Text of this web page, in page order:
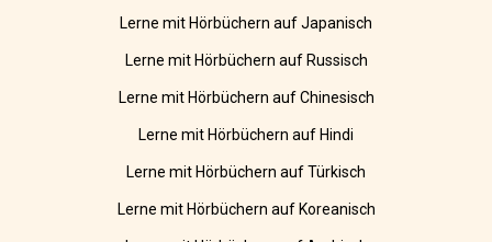
Lerne mit Hörbüchern auf Japanisch
Lerne mit Hörbüchern auf Russisch
Lerne mit Hörbüchern auf Chinesisch
Lerne mit Hörbüchern auf Hindi
Lerne mit Hörbüchern auf Türkisch
Lerne mit Hörbüchern auf Koreanisch